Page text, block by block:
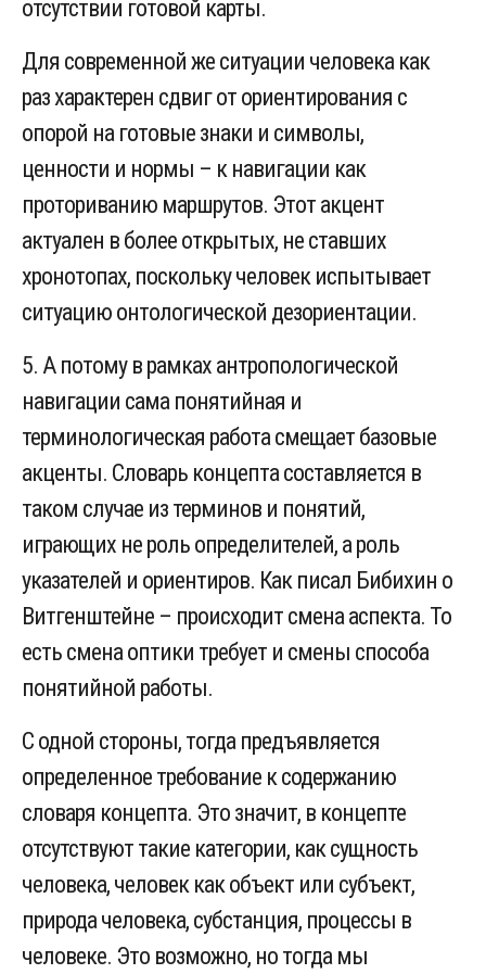
отсутствии готовой карты.
Для современной же ситуации человека как
раз характерен сдвиг от ориентирования с
опорой на готовые знаки и символы,
ценности и нормы – к навигации как
проториванию маршрутов. Этот акцент
актуален в более открытых, не ставших
хронотопах, поскольку человек испытывает
ситуацию онтологической дезориентации.
5. А потому в рамках антропологической
навигации сама понятийная и
терминологическая работа смещает базовые
акценты. Словарь концепта составляется в
таком случае из терминов и понятий,
играющих не роль определителей, а роль
указателей и ориентиров. Как писал Бибихин о
Витгенштейне – происходит смена аспекта. То
есть смена оптики требует и смены способа
понятийной работы.
С одной стороны, тогда предъявляется
определенное требование к содержанию
словаря концепта. Это значит, в концепте
отсутствуют такие категории, как сущность
человека, человек как объект или субъект,
природа человека, субстанция, процессы в
человеке. Это возможно, но тогда мы